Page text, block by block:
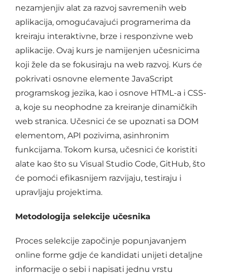
nezamjenjiv alat za razvoj savremenih web
aplikacija, omogućavajući programerima da
kreiraju interaktivne, brze i responzivne web
aplikacije. Ovaj kurs je namijenjen učesnicima
koji žele da se fokusiraju na web razvoj. Kurs će
pokrivati osnovne elemente JavaScript
programskog jezika, kao i osnove HTML-a i CSS-
a, koje su neophodne za kreiranje dinamičkih
web stranica. Učesnici će se upoznati sa DOM
elementom, API pozivima, asinhronim
funkcijama. Tokom kursa, učesnici će koristiti
alate kao što su Visual Studio Code, GitHub, što
će pomoći efikasnijem razvijaju, testiraju i
upravljaju projektima.
Metodologija selekcije učesnika
Proces selekcije započinje popunjavanjem
online forme gdje će kandidati unijeti detaljne
informacije o sebi i napisati jednu vrstu